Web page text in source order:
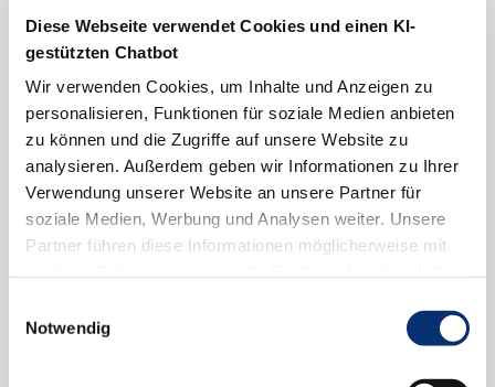
Diese Webseite verwendet Cookies und einen KI-
gestützten Chatbot
Wir verwenden Cookies, um Inhalte und Anzeigen zu
personalisieren, Funktionen für soziale Medien anbieten
zu können und die Zugriffe auf unsere Website zu
analysieren. Außerdem geben wir Informationen zu Ihrer
Verwendung unserer Website an unsere Partner für
soziale Medien, Werbung und Analysen weiter. Unsere
Partner führen diese Informationen möglicherweise mit
gesammelt haben.
Notwendig
„BOTTROP.GEMEINSAM.ZIRKULÄR“ –
BOGEZI
CIRCULAR PERFORMER EMSCHER LIPPE
KREISLAUFWIRTSCHAFTSREGION